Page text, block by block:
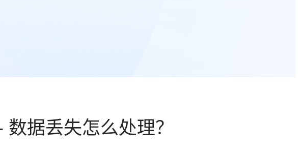
据丢失怎么处理？